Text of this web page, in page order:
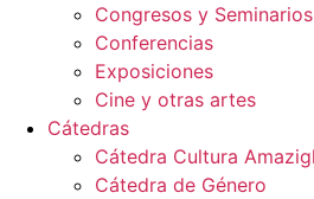
Congresos y Seminarios
Conferencias
Exposiciones
Cine y otras artes
Cátedras
Cátedra Cultura
Cátedra de Género